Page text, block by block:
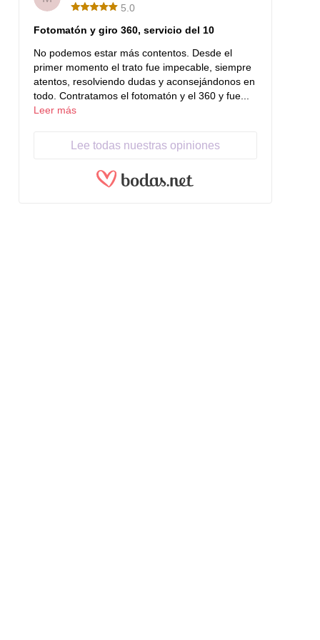
5.0
Fotomatón y giro 360, servicio del 10
No podemos estar más contentos. Desde el
primer momento el trato fue impecable, siempre
atentos, resolviendo dudas y aconsejándonos en
todo. Contratamos el fotomatón y el 360 y fue...
Leer más
Lee todas nuestras opiniones